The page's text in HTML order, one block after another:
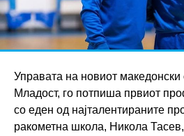
Управата на новиот
Младост, го потпиша првиот
со еден од најталентираните
ракометна школа, Никола Тасев,